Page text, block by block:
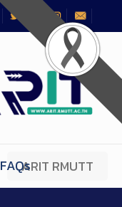
FAQsARIT RMUTT